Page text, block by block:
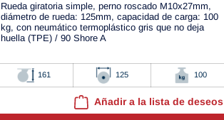
Rueda giratoria simple, perno roscado M10x27mm,
diámetro de rueda: 125mm, capacidad de carga: 100
kg, con neumático termoplástico gris que no deja
huella (TPE) / 90 Shore A
161 125 100
Añadir a la lista de deseos